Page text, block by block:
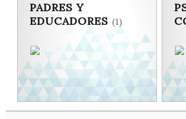
PADRES Y
EDUCADORES (1)